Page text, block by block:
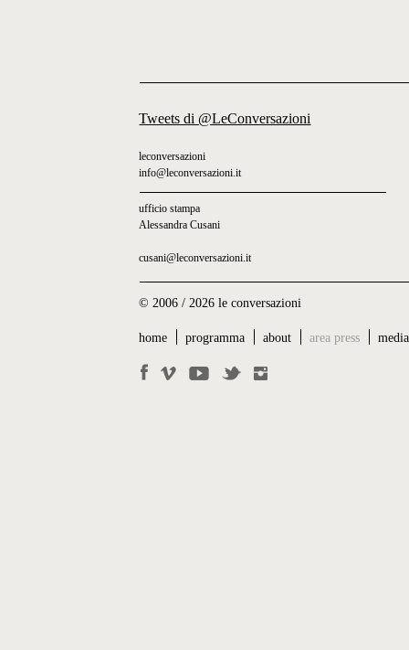
Tweets di @LeConversazioni
leconversazioni
info@leconversazioni.it
ufficio stampa
Alessandra Cusani
cusani@leconversazioni.it
© 2006 / 2026 le conversazioni
home programma about area press media